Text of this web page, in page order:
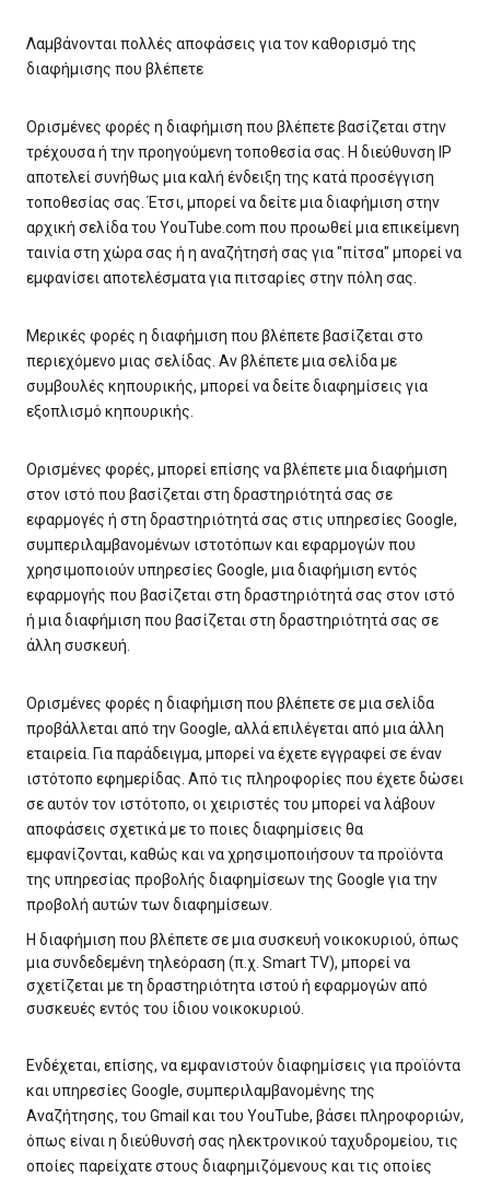
Λαμβάνονται πολλές αποφάσεις για τον καθορισμό της
διαφήμισης που βλέπετε
Ορισμένες φορές η διαφήμιση που βλέπετε βασίζεται στην
τρέχουσα ή την προηγούμενη τοποθεσία σας. Η διεύθυνση IP
αποτελεί συνήθως μια καλή ένδειξη της κατά προσέγγιση
τοποθεσίας σας. Έτσι, μπορεί να δείτε μια διαφήμιση στην
αρχική σελίδα του YouTube.com που προωθεί μια επικείμενη
ταινία στη χώρα σας ή η αναζήτησή σας για "πίτσα" μπορεί να
εμφανίσει αποτελέσματα για πιτσαρίες στην πόλη σας.
Μερικές φορές η διαφήμιση που βλέπετε βασίζεται στο
περιεχόμενο μιας σελίδας. Αν βλέπετε μια σελίδα με
συμβουλές κηπουρικής, μπορεί να δείτε διαφημίσεις για
εξοπλισμό κηπουρικής.
Ορισμένες φορές, μπορεί επίσης να βλέπετε μια διαφήμιση
στον ιστό που βασίζεται στη δραστηριότητά σας σε
εφαρμογές ή στη δραστηριότητά σας στις υπηρεσίες Google,
συμπεριλαμβανομένων ιστοτόπων και εφαρμογών που
χρησιμοποιούν υπηρεσίες Google, μια διαφήμιση εντός
εφαρμογής που βασίζεται στη δραστηριότητά σας στον ιστό
ή μια διαφήμιση που βασίζεται στη δραστηριότητά σας σε
άλλη συσκευή.
Ορισμένες φορές η διαφήμιση που βλέπετε σε μια σελίδα
προβάλλεται από την Google, αλλά επιλέγεται από μια άλλη
εταιρεία. Για παράδειγμα, μπορεί να έχετε εγγραφεί σε έναν
ιστότοπο εφημερίδας. Από τις πληροφορίες που έχετε δώσει
σε αυτόν τον ιστότοπο, οι χειριστές του μπορεί να λάβουν
αποφάσεις σχετικά με το ποιες διαφημίσεις θα
εμφανίζονται, καθώς και να χρησιμοποιήσουν τα προϊόντα
της υπηρεσίας προβολής διαφημίσεων της Google για την
προβολή αυτών των διαφημίσεων.
Η διαφήμιση που βλέπετε σε μια συσκευή νοικοκυριού, όπως
μια συνδεδεμένη τηλεόραση (π.χ. Smart TV), μπορεί να
σχετίζεται με τη δραστηριότητα ιστού ή εφαρμογών από
συσκευές εντός του ίδιου νοικοκυριού.
Ενδέχεται, επίσης, να εμφανιστούν διαφημίσεις για προϊόντα
και υπηρεσίες Google, συμπεριλαμβανομένης της
Αναζήτησης, του Gmail και του YouTube, βάσει πληροφοριών,
όπως είναι η διεύθυνσή σας ηλεκτρονικού ταχυδρομείου, τις
οποίες παρείχατε στους διαφημιζόμενους και τις οποίες